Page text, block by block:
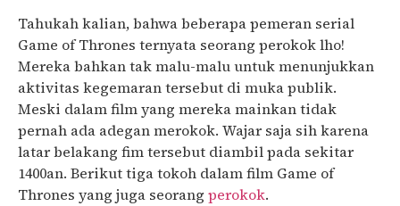
Tahukah kalian, bahwa beberapa pemeran serial
Game of Thrones ternyata seorang perokok lho!
Mereka bahkan tak malu-malu untuk menunjukkan
aktivitas kegemaran tersebut di muka publik.
Meski dalam film yang mereka mainkan tidak
pernah ada adegan merokok. Wajar saja sih karena
latar belakang fim tersebut diambil pada sekitar
1400an. Berikut tiga tokoh dalam film Game of
Thrones yang juga seorang perokok.